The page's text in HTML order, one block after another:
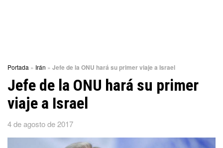
Portada » Irán » Jefe de la ONU hará su primer viaje a Israel
Jefe de la ONU hará su primer
viaje a Israel
4 de agosto de 2017